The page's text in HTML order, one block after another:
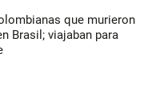
que murieron
Brasil; viajaban para